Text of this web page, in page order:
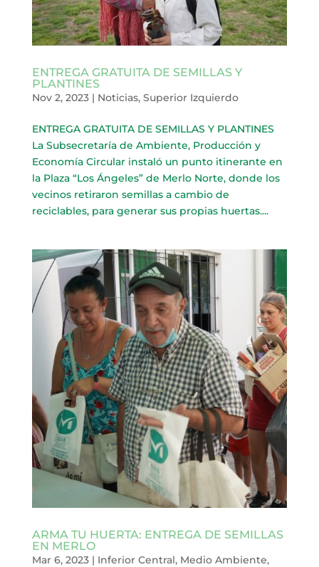
ENTREGA GRATUITA DE SEMILLAS Y
PLANTINES
Nov 2, 2023| Noticias, Superior Izquierdo
ENTREGA GRATUITA DE SEMILLAS Y PLANTINES
La Subsecretaría de Ambiente, Producción y
Economía Circular instaló un punto itinerante en
la Plaza “Los Ángeles” de Merlo Norte, donde los
vecinos retiraron semillas a cambio de
reciclables, para generar sus propias huertas....
ARMA TU HUERTA: ENTREGA DE SEMILLAS
EN MERLO
Mar 6, 2023| Inferior Central, Medio Ambiente,